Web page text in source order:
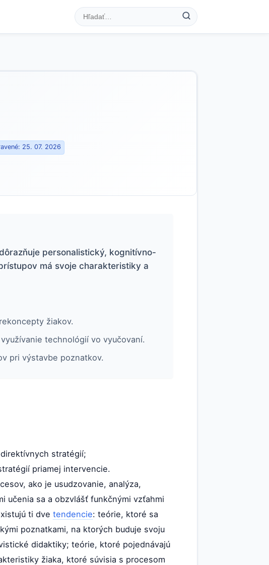
25. 07. 2026
personalistický, kognitívno-
má svoje charakteristiky a
žiakov.
technológií vo vyučovaní.
pri výstavbe poznatkov.
stratégií;
priamej intervencie.
ako je usudzovanie, analýza,
učenia sa a obzvlášť funkčnými vzťahmi
ti dve tendencie: teórie, ktoré sa
poznatkami, na ktorých buduje svoju
didaktiky; teórie, ktoré pojednávajú
žiaka, ktoré súvisia s procesom